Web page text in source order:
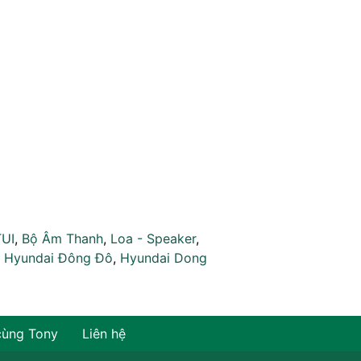
, Bộ Âm Thanh, Loa - Speaker,
Hyundai Đông Đô, Hyundai Dong
Tony Liên hệ